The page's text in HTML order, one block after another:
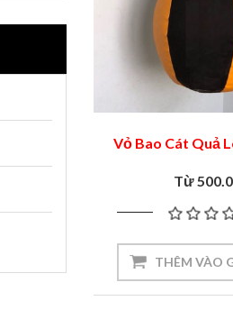
Vỏ Bao Cát Quả
Từ